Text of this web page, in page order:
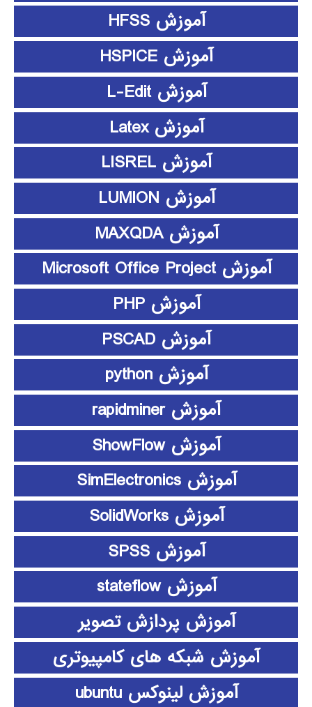
آموزش HFSS
آموزش HSPICE
آموزش L-Edit
آموزش Latex
آموزش LISREL
آموزش LUMION
آموزش MAXQDA
آموزش Microsoft Office Project
آموزش PHP
آموزش PSCAD
آموزش python
آموزش rapidminer
آموزش ShowFlow
آموزش SimElectronics
آموزش SolidWorks
آموزش SPSS
آموزش stateflow
آموزش پردازش تصویر
آموزش شبکه های کامپیوتری
آموزش لینوکس ubuntu